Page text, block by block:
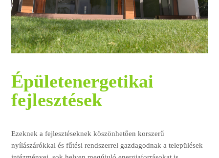
Épületenergetikai
fejlesztések
Ezeknek a fejlesztéseknek köszönhetően korszerű
nyílászárókkal és fűtési rendszerrel gazdagodnak a települések